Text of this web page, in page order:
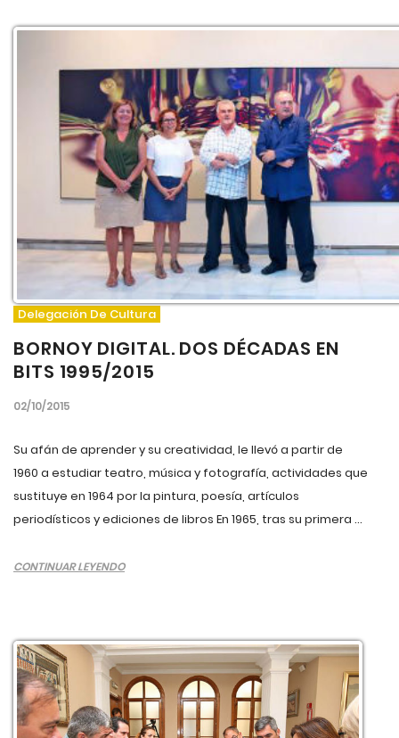
Delegación De Cultura
BORNOY DIGITAL. DOS DÉCADAS EN
BITS 1995/2015
02/10/2015
Su afán de aprender y su creatividad, le llevó a partir de
1960 a estudiar teatro, música y fotografía, actividades que
sustituye en 1964 por la pintura, poesía, artículos
periodísticos y ediciones de libros En 1965, tras su primera ...
CONTINUAR LEYENDO